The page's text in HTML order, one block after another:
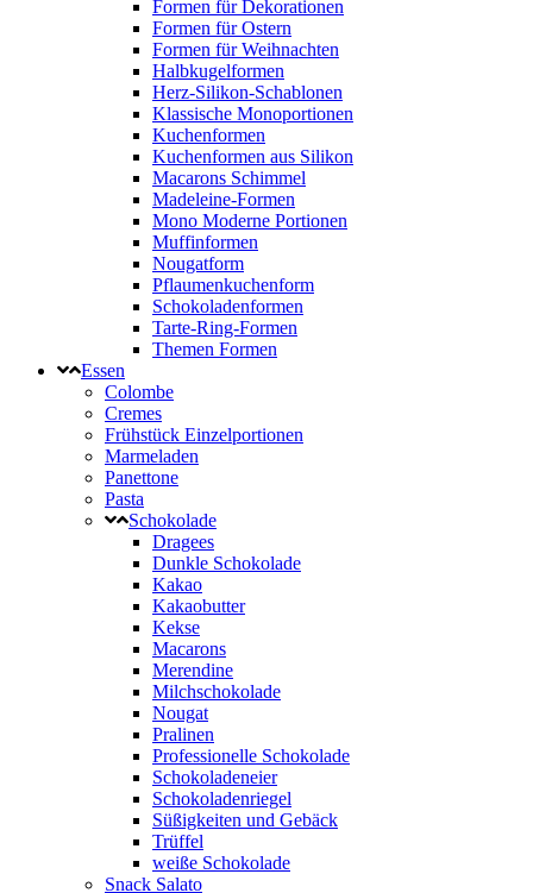
Formen für Dekorationen
Formen für Ostern
Formen für Weihnachten
Halbkugelformen
Herz-Silikon-Schablonen
Klassische Monoportionen
Kuchenformen
Kuchenformen aus Silikon
Macarons Schimmel
Madeleine-Formen
Mono Moderne Portionen
Muffinformen
Nougatform
Pflaumenkuchenform
Schokoladenformen
Tarte-Ring-Formen
Themen Formen
Essen
Colombe
Cremes
Frühstück Einzelportionen
Marmeladen
Panettone
Pasta
Schokolade
Dragees
Dunkle Schokolade
Kakao
Kakaobutter
Kekse
Macarons
Merendine
Milchschokolade
Nougat
Pralinen
Professionelle Schokolade
Schokoladeneier
Schokoladenriegel
Süßigkeiten und Gebäck
Trüffel
weiße Schokolade
Snack Salato